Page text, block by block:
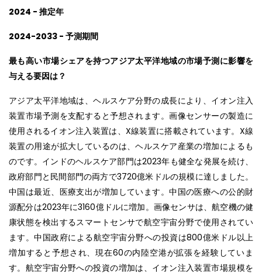
2024 - 推定年
2024-2033 - 予測期間
最も高い市場シェアを持つアジア太平洋地域の市場予測に影響を
与える要因は？
アジア太平洋地域は、ヘルスケア分野の成長により、イオン注入
装置市場予測を支配すると予想されます。画像センサーの製造に
使用されるイオン注入装置は、X線装置に搭載されています。X線
装置の用途が拡大しているのは、ヘルスケア産業の増加によるも
のです。インドのヘルスケア部門は2023年も健全な発展を続け、
政府部門と民間部門の両方で3720億米ドルの規模に達しました。
中国は最近、医療支出が増加しています。中国の医療への公的財
源配分は2023年に3160億ドルに増加。画像センサは、航空機の健
康状態を検出するスマートセンサで航空宇宙分野で使用されてい
ます。中国政府による航空宇宙分野への投資は800億米ドル以上
増加すると予想され、現在60の内陸空港が拡張を経験していま
す。航空宇宙分野への投資の増加は、イオン注入装置市場規模を